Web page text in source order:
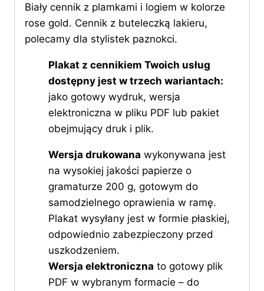
Biały cennik z plamkami i logiem w kolorze
rose gold. Cennik z buteleczką lakieru,
polecamy dla stylistek paznokci.
Plakat z cennikiem Twoich usług
dostępny jest w trzech wariantach:
jako gotowy wydruk, wersja
elektroniczna w pliku PDF lub pakiet
obejmujący druk i plik.
Wersja drukowana wykonywana jest
na wysokiej jakości papierze o
gramaturze 200 g, gotowym do
samodzielnego oprawienia w ramę.
Plakat wysyłany jest w formie płaskiej,
odpowiednio zabezpieczony przed
uszkodzeniem.
Wersja elektroniczna to gotowy plik
PDF w wybranym formacie – do